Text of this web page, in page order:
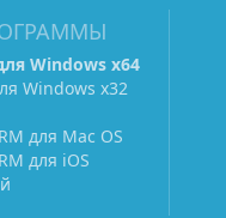
Windows х64
Windows х32
для Mac OS
для iOS